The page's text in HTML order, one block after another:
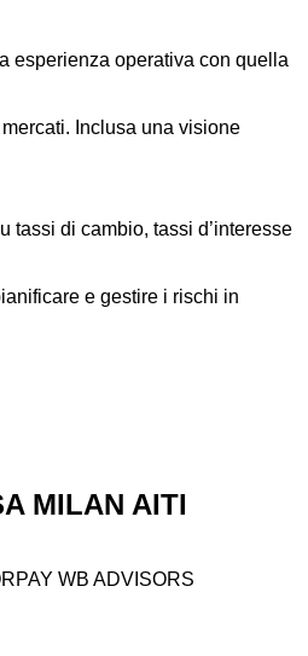
esperienza operativa con quella
Inclusa una visione
tassi di cambio, tassi d’interesse
e gestire i rischi in
MILAN AITI
WB ADVISORS